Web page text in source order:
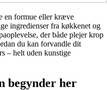
en formue eller kræve
ingredienser fra køkkenet og
der både plejer krop
du kan forvandle dit
– helt uden kunstige
begynder her